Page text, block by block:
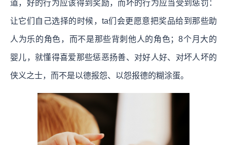
道，好的行为应该得到奖励，而坏的行为应当受到惩罚：
让它们自己选择的时候，ta们会更愿意把奖品给到那些助
人为乐的角色，而不是那些背刺他人的角色；8个月大的
婴儿，就懂得喜爱那些惩恶扬善、对好人好、对坏人坏的
侠义之士，而不是以德报怨、以怨报德的糊涂蛋。